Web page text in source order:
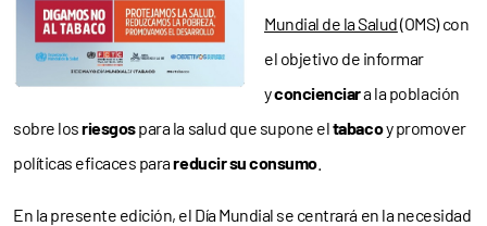
Mundial de la Salud(OMS) con
el objetivo de informar
yconcienciara la población
sobre losriesgospara la salud que supone eltabacoy promover
políticas eficaces parareducir su consumo.
En la presente edición, el Día Mundial se centrará en la necesidad